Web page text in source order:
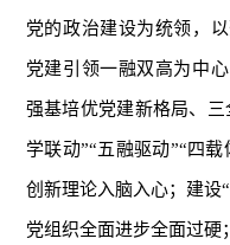
党的政治建设为统领，
党建引领一融双高为中
强基培优党建新格局、
学联动”“五融驱动”“四
创新理论入脑入心；建设
党组织全面进步全面过硬